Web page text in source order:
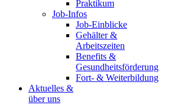
Praktikum
Job-Infos
Job-Einblicke
Gehälter &
Arbeitszeiten
Benefits &
Gesundheitsförderung
Fort- & Weiterbildung
Aktuelles &
über uns